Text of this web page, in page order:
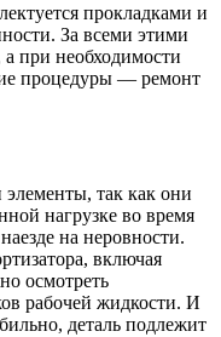
прокладками и
За всеми этими
при необходимости
процедуры — ремонт
так как они
нагрузке во время
на неровности.
включая
осмотреть
рабочей жидкости. И
деталь подлежит